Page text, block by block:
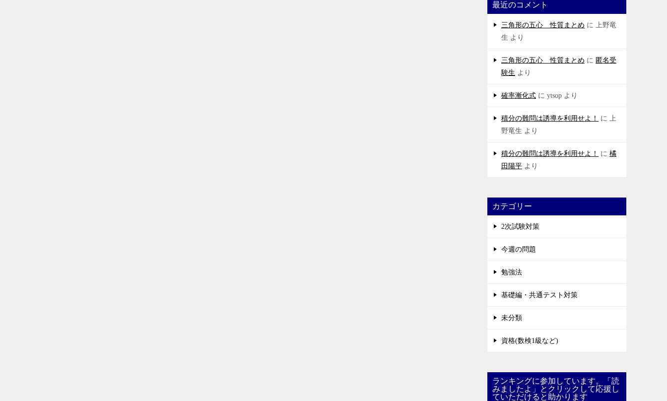
最近のコメント
三角形の五心 性質まとめ に 上野竜
生 より
三角形の五心 性質まとめ に 匿名受
験生 より
確率漸化式 に ytsop より
積分の難問は誘導を利用せよ！ に 上
野竜生 より
積分の難問は誘導を利用せよ！ に 橘
田陽平 より
カテゴリー
2次試験対策
今週の問題
勉強法
基礎編・共通テスト対策
未分類
資格(数検1級など)
ランキングに参加しています。「読
みましたよ」とクリックして応援し
ていただけると助かります